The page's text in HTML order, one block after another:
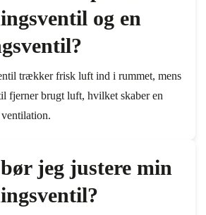
og en
trækker frisk luft ind i rummet, mens
fjerner brugt luft, hvilket skaber en
jeg justere min